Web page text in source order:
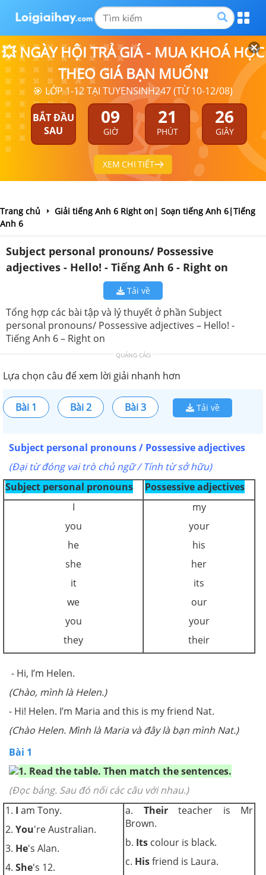
💥 NGÀY HỘI TRẢ GIÁ - MUA KHOÁ HỌC
THEO GIÁ BẠN MUỐN❗
🎯 LỚP 1-12 TẠI TUYENSINH247 (TỪ 10-12/08)
BẮT ĐẦU
SAU
09
GIỜ
21
PHÚT
26
GIÂY
XEM CHI TIẾT
Trang chủ
Giải tiếng Anh 6 Right on| Soạn tiếng Anh 6|Tiếng
Anh 6
Subject personal pronouns/ Possessive
adjectives - Hello! - Tiếng Anh 6 - Right on
Tải về
Tổng hợp các bài tập và lý thuyết ở phần Subject
personal pronouns/ Possessive adjectives – Hello! -
Tiếng Anh 6 – Right on
QUẢNG CÁO
Lựa chọn câu để xem lời giải nhanh hơn
Bài 1 Bài 2 Bài 3 Tải về
Subject personal pronouns / Possessive adjectives
(Đại từ đóng vai trò chủ ngữ / Tính từ sở hữu)
Subject personal pronouns
Possessive adjectives
I
you
he
she
it
we
you
they
my
your
his
her
its
our
your
their
- Hi, I’m Helen.
(Chào, mình là Helen.)
- Hi! Helen. I’m Maria and this is my friend Nat.
(Chào Helen. Mình là Maria và đây là bạn mình Nat.)
Bài 1
1. Read the table. Then match the sentences.
(Đọc bảng. Sau đó nối các câu với nhau.)
1. I am Tony.
2. You're Australian.
3. He's Alan.
4. She's 12.
a. Theirteacher is Mr
Brown.
b. Its colour is black.
c. Hisfriend is Laura.